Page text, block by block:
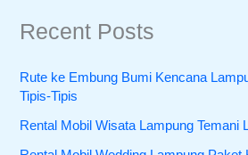
Recent Posts
Rute ke Embung Bumi Kencana
Tipis-Tipis
Rental Mobil Wisata Lampung Temani